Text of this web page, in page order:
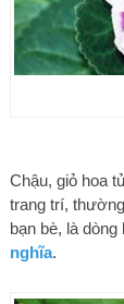
Chậu, giỏ hoa
trang trí,
bạn bè, là
nghĩa.